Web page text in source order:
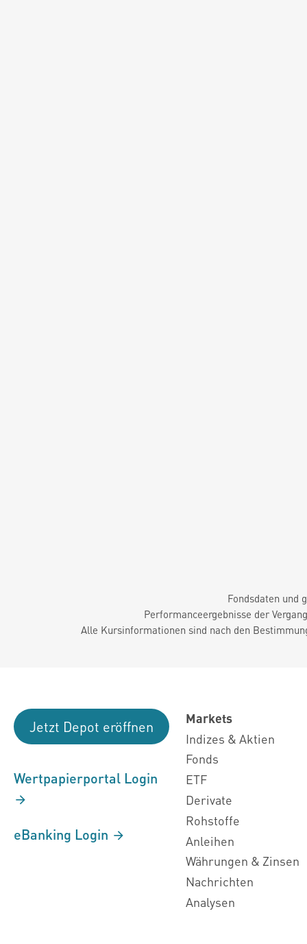
Fondsdaten und
Performanceergebnisse der
Alle Kursinformationen sind nach den
Jetzt Depot eröffnen
Wertpapierportal Login
eBanking Login
Markets
Indizes & Aktien
Fonds
ETF
Derivate
Rohstoffe
Anleihen
Währungen & Zinsen
Nachrichten
Analysen